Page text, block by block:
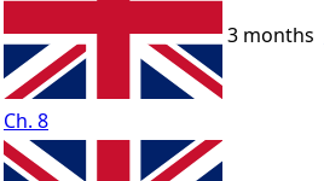
Ch. 8
3 months